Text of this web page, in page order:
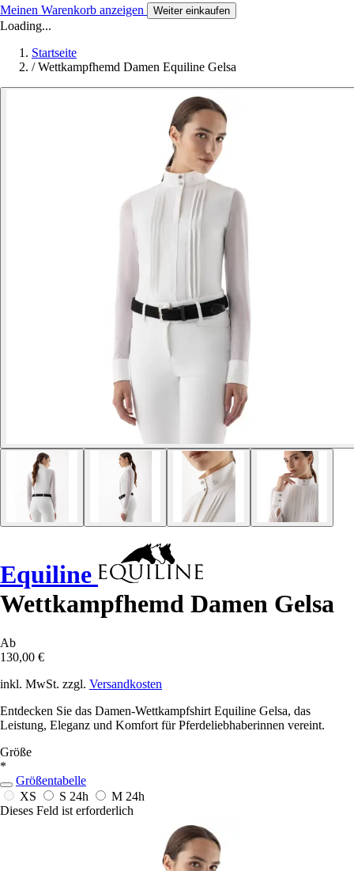
Meinen Warenkorb anzeigen Weiter einkaufen
Loading...
Startseite
/ Wettkampfhemd Damen Equiline Gelsa
Equiline
Wettkampfhemd Damen Gelsa
Ab
130,00 €
inkl. MwSt. zzgl. Versandkosten
Entdecken Sie das Damen-Wettkampfshirt Equiline Gelsa, das
Leistung, Eleganz und Komfort für Pferdeliebhaberinnen vereint.
Größe
*
Größentabelle
XS
S 24h M 24h
Dieses Feld ist erforderlich